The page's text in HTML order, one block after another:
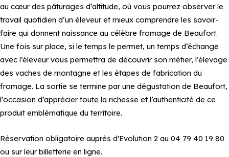
au cœur des pâturages d’altitude, où vous pourrez observer le
travail quotidien d’un éleveur et mieux comprendre les savoir-
faire qui donnent naissance au célèbre fromage de Beaufort.
Une fois sur place, si le temps le permet, un temps d’échange
avec l’éleveur vous permettra de découvrir son métier, l’élevage
des vaches de montagne et les étapes de fabrication du
fromage. La sortie se termine par une dégustation de Beaufort,
l’occasion d’apprécier toute la richesse et l’authenticité de ce
produit emblématique du territoire.
Réservation obligatoire auprès d'Evolution 2 au 04 79 40 19 80
ou sur leur billetterie en ligne.